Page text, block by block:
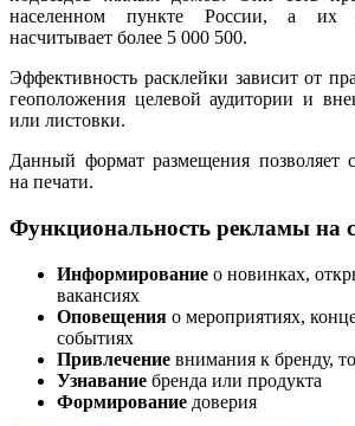
населенном пункте России, а их
насчитывает более 5 000 500.
Эффективность расклейки зависит от
геоположения целевой аудитории и
или листовки.
Данный формат размещения позволяет
на печати.
Функциональность рекламы на
Информирование о новинках,
вакансиях
Оповещения о мероприятиях,
событиях
Привлечение внимания к бренду,
Узнавание бренда или продукта
Формирование доверия